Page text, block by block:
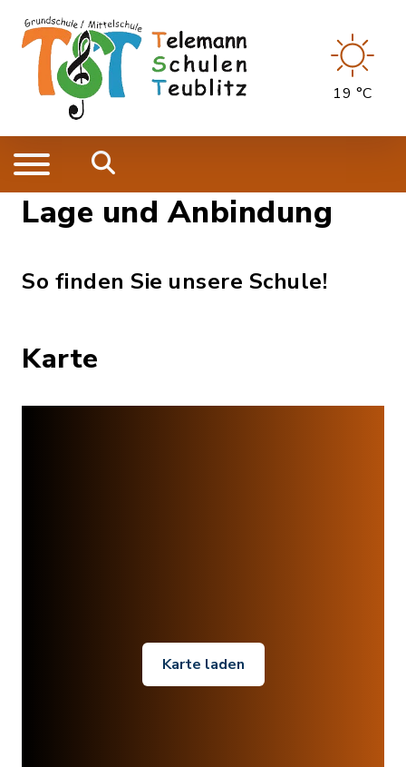
19 °C
Lage und Anbindung
So finden Sie unsere Schule!
Karte
Karte laden